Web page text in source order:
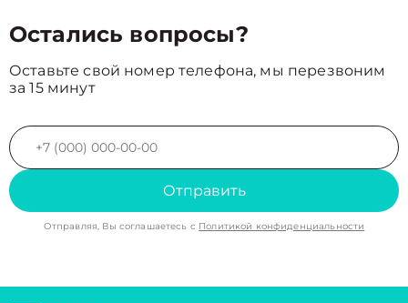
Остались вопросы?
Оставьте свой номер телефона, мы перезвоним
за 15 минут
Отправить
Отправляя, Вы соглашаетесь с Политикой конфиденциальности